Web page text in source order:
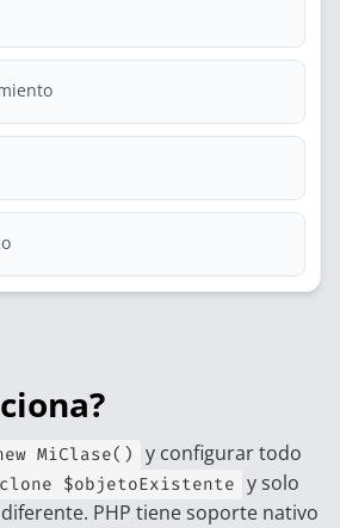
MiClase()
y configurar todo
clone $objetoExistente y solo
PHP tiene soporte nativo